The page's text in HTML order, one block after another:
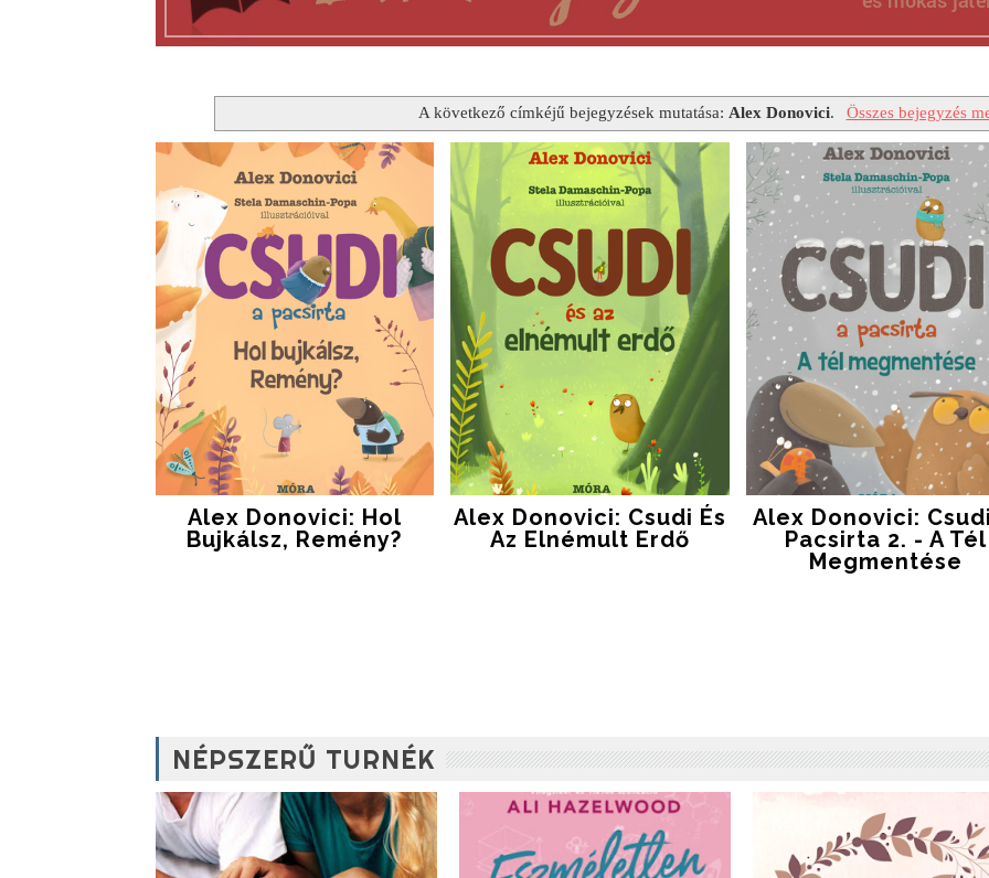
A következő címkéjű bejegyzések mutatása: Alex Donovici. Összes bejegyzés
Alex Donovici: Hol
Bujkálsz, Remény?
Alex Donovici: Csudi És
Az Elnémult Erdő
Alex Donovici:
Pacsirta 2. - A Tél
Megmentése
NÉPSZERŰ TURNÉK